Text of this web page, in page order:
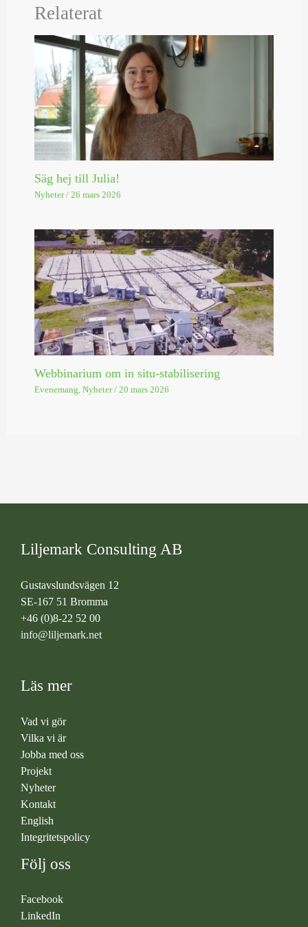
Relaterat
Säg hej till Julia!
Nyheter/ 26 mars 2026
Webbinarium om in situ-stabilisering
Evenemang, Nyheter/ 20 mars 2026
Liljemark Consulting AB
Gustavslundsvägen 12
SE-167 51 Bromma
+46 (0)8-22 52 00
info@liljemark.net
Läs mer
Vad vi gör
Vilka vi är
Jobba med oss
Projekt
Nyheter
Kontakt
English
Integritetspolicy
Följ oss
Facebook
LinkedIn